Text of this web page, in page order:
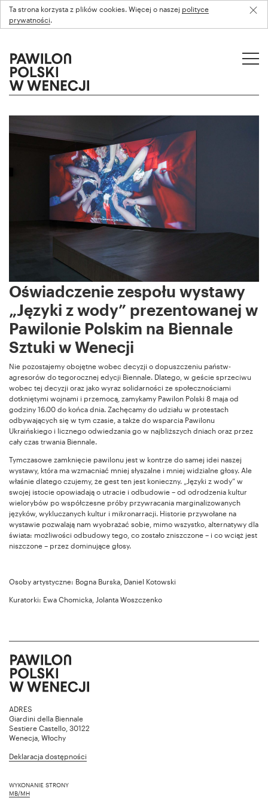
Ta strona korzysta z plików cookies. Więcej o naszej polityce
prywatności.
Oświadczenie zespołu wystawy
„Języki z wody” prezentowanej w
Pawilonie Polskim na Biennale
Sztuki w Wenecji
Nie pozostajemy obojętne wobec decyzji o dopuszczeniu państw-
agresorów do tegorocznej edycji Biennale. Dlatego, w geście sprzeciwu
wobec tej decyzji oraz jako wyraz solidarności ze społecznościami
dotkniętymi wojnami i przemocą, zamykamy Pawilon Polski 8 maja od
godziny 16.00 do końca dnia. Zachęcamy do udziału w protestach
odbywających się w tym czasie, a także do wsparcia Pawilonu
Ukraińskiego i licznego odwiedzania go w najbliższych dniach oraz przez
cały czas trwania Biennale.
Tymczasowe zamknięcie pawilonu jest w kontrze do samej idei naszej
wystawy, która ma wzmacniać mniej słyszalne i mniej widzialne głosy. Ale
właśnie dlatego czujemy, że gest ten jest konieczny. „Języki z wody” w
swojej istocie opowiadają o utracie i odbudowie – od odrodzenia kultur
wielorybów po współczesne próby przywracania marginalizowanych
języków, wykluczanych kultur i mikronarracji. Historie przywołane na
wystawie pozwalają nam wyobrażać sobie, mimo wszystko, alternatywy dla
świata: możliwości odbudowy tego, co zostało zniszczone – i co wciąż jest
niszczone – przez dominujące głosy.
Osoby artystyczne: Bogna Burska, Daniel Kotowski
Kuratorki: Ewa Chomicka, Jolanta Woszczenko
ADRES
Giardini della Biennale
Sestiere Castello, 30122
Wenecja, Włochy
Deklaracja dostępności
WYKONANIE STRONY
MB/MH